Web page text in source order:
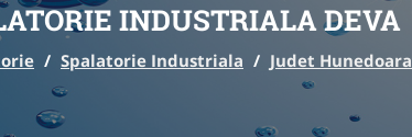
INDUSTRIALA DEVA
/ Spalatorie Industriala / Judet Hunedoara